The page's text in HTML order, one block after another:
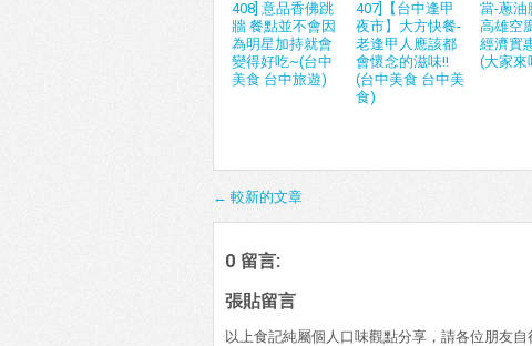
408] 意品香佛跳
牆 餐點並不會因
為明星加持就會
變得好吃~(台中
美食 台中旅遊)
407]【台中逢甲
夜市】大方快餐-
老逢甲人應該都
會懷念的滋味!!
(台中美食 台中美
食)
當-蔥油
高雄空
經濟實
(大家來
← 較新的文章
0 留言:
張貼留言
以上食記純屬個人口味觀點分享，請各位朋友自